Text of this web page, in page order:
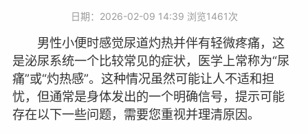
日期：2026-02-09 14:39 浏览1461次
男性小便时感觉尿道灼热并伴有轻微疼痛，这
是泌尿系统一个比较常见的症状，医学上常称为“尿
痛”或“灼热感”。这种情况虽然可能让人不适和担
忧，但通常是身体发出的一个明确信号，提示可能
存在以下一些问题，需要您重视并理清原因。